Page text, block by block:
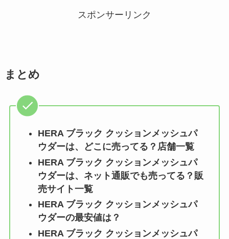
スポンサーリンク
まとめ
HERA ブラック クッションメッシュパ
ウダーは、どこに売ってる？店舗一覧
HERA ブラック クッションメッシュパ
ウダーは、ネット通販でも売ってる？販
売サイト一覧
HERA ブラック クッションメッシュパ
ウダーの最安値は？
HERA ブラック クッションメッシュパ